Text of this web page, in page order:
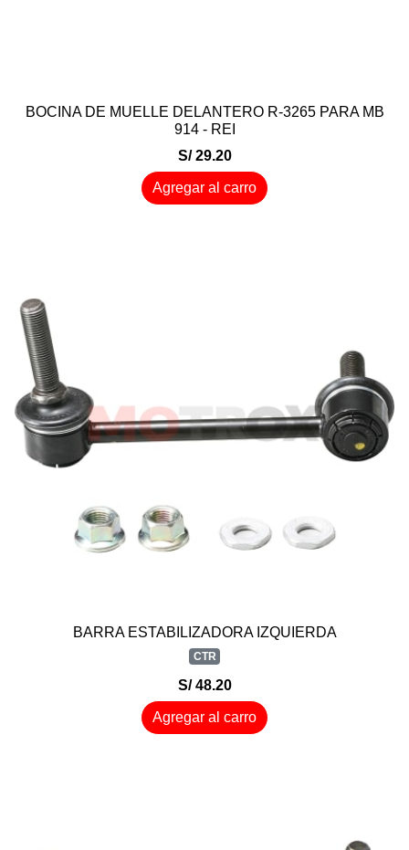
BOCINA DE MUELLE DELANTERO R-3265 PARA MB
914 - REI
S/ 29.20
Agregar al carro
BARRA ESTABILIZADORA IZQUIERDA
CTR
S/ 48.20
Agregar al carro